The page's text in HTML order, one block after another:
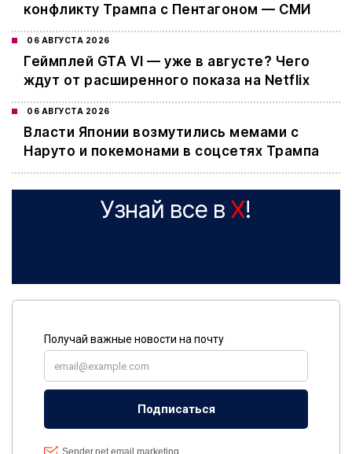
конфликту Трампа с Пентагоном — СМИ
06 АВГУСТА 2026
Геймплей GTA VI — уже в августе? Чего
ждут от расширенного показа на Netflix
06 АВГУСТА 2026
Власти Японии возмутились мемами с
Наруто и покемонами в соцсетях Трампа
Узнай все в X!